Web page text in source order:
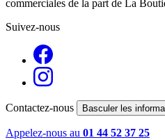
commerciales de la part de La
Suivez-nous
Contactez-nous Basculer les
Appelez-nous au 01 44 52 37 25